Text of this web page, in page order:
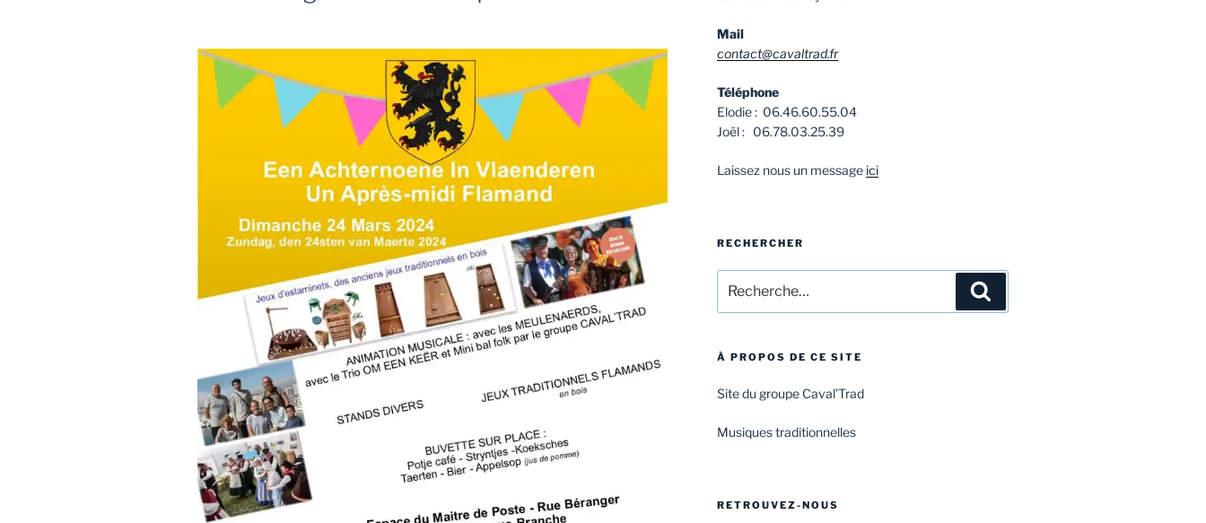
Mail
contact@cavaltrad.fr
Téléphone
Elodie : 06.46.60.55.04
Joël : 06.78.03.25.39
Laissez nous un message ici
RECHERCHER
pour
:
À PROPOS DE CE SITE
Site du groupe Caval’Trad
Musiques traditionnelles
RETROUVEZ-NOUS